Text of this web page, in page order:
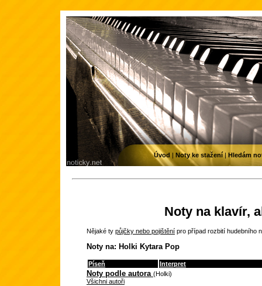
Noty na klavír,
Nějaké ty půjčky nebo pojištění pro případ rozbití hudebního
Noty na: Holki Kytara Pop
Píseň Interpret
Noty podle autora (Holki)
Všichni autoři
Úvod | Noty ke stažení| Hledám